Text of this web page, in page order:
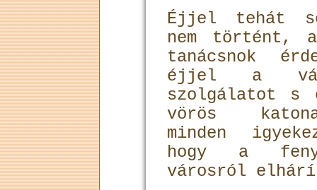
Éjjel tehát
nem történt,
tanácsnok
éjjel a
szolgálatot s
vörös
minden
hogy a
városról